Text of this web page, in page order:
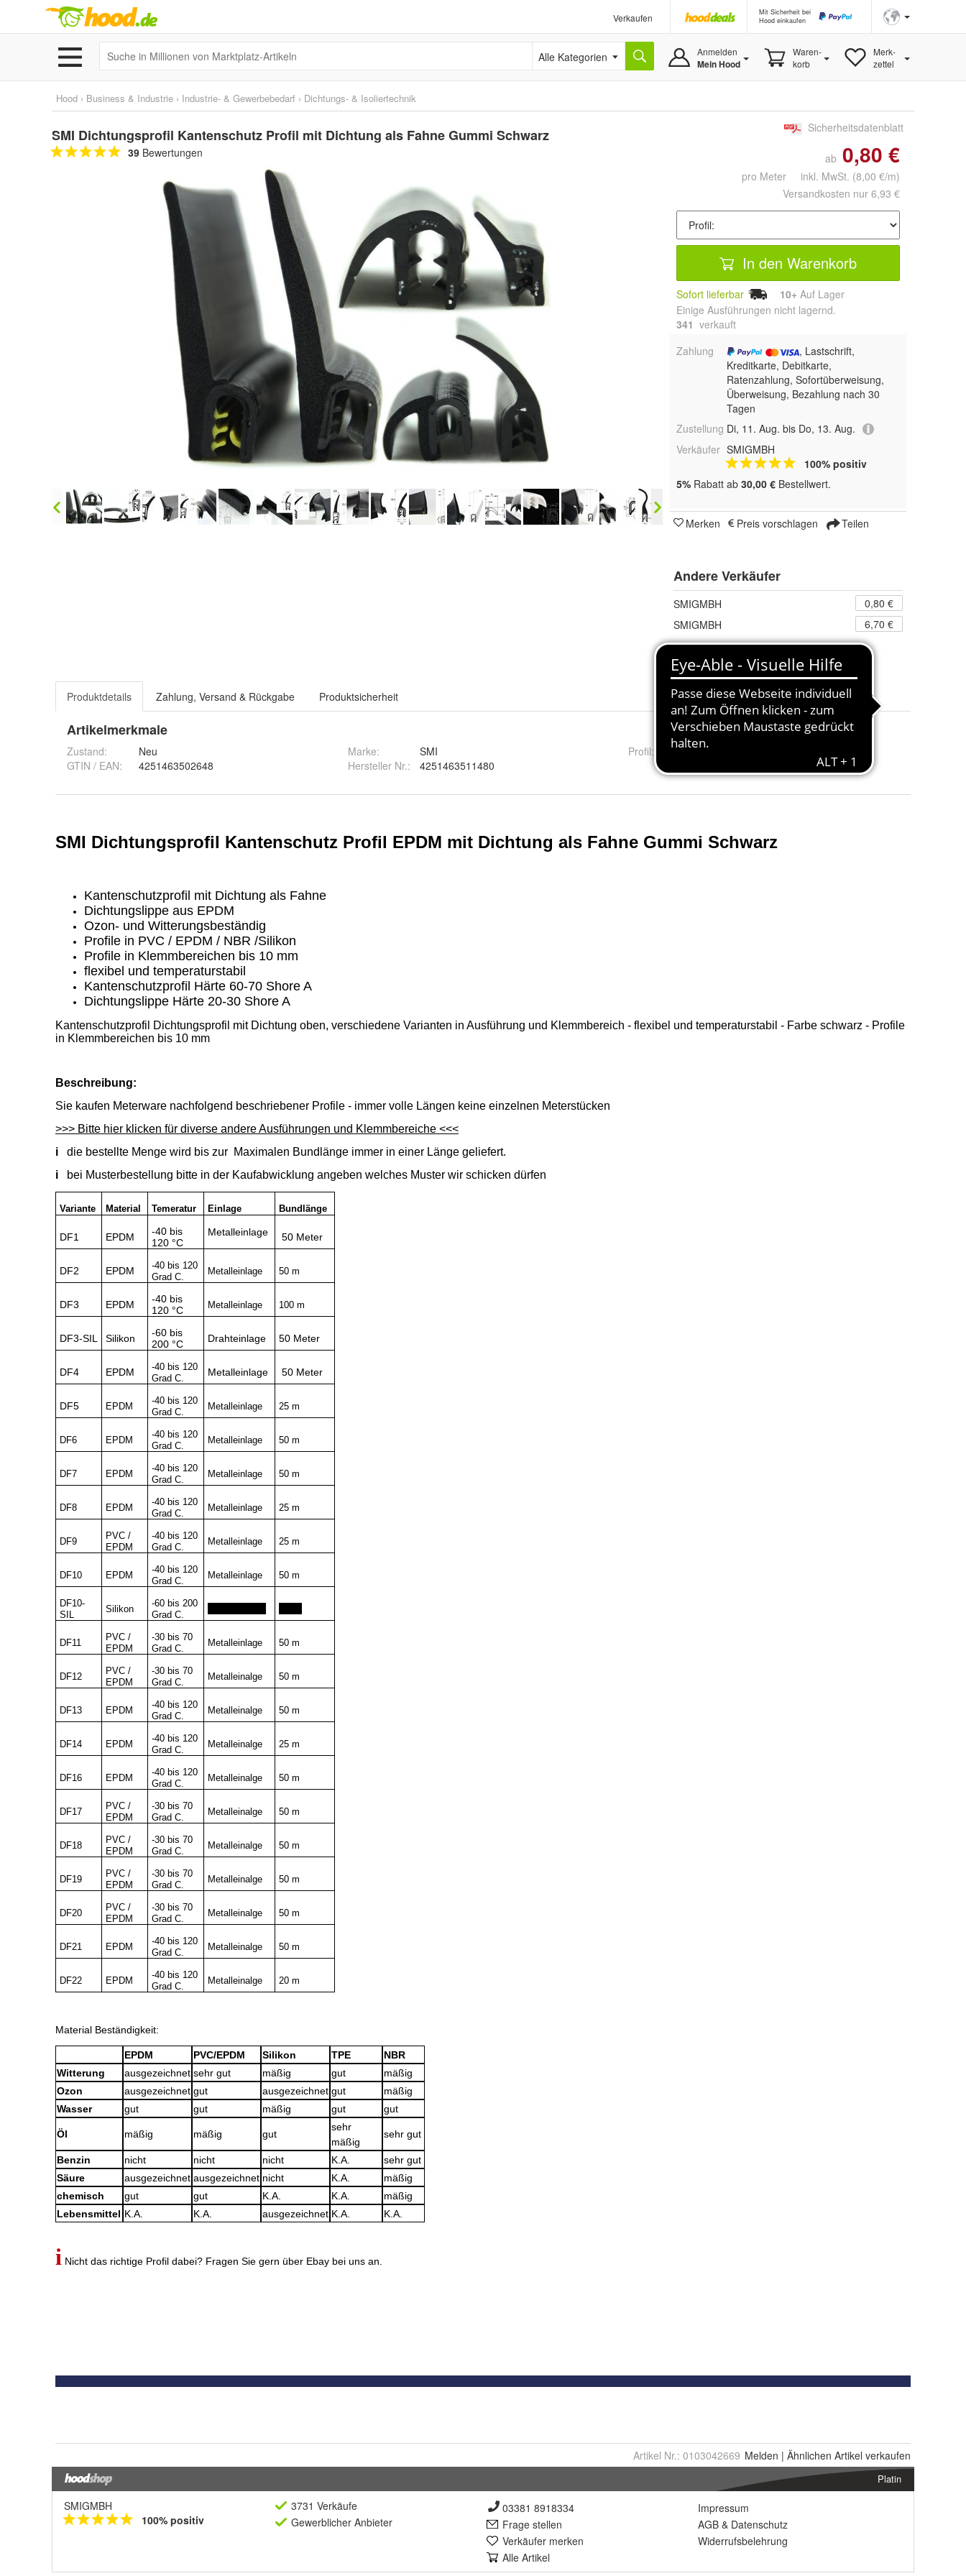
Verkaufen
Mit Sicherheit bei
Hood einkaufen
Alle Kategorien Anmelden
Mein Hood
Waren-
korb
Merk-
zettel
Hood › Business & Industrie › Industrie- & Gewerbebedarf › Dichtungs- & Isoliertechnik
SMI Dichtungsprofil Kantenschutz Profil mit Dichtung als Fahne Gummi Schwarz
39 Bewertungen
Sicherheitsdatenblatt
ab 0,80 €
pro Meter inkl. MwSt. (8,00 €/m)
Versandkosten nur 6,93 €
In den Warenkorb
Sofort lieferbar 10+ Auf Lager
Einige Ausführungen nicht lagernd.
341 verkauft
Zahlung
, Lastschrift,
Kreditkarte, Debitkarte,
Ratenzahlung, Sofortüberweisung,
Überweisung, Bezahlung nach 30
Tagen
Zustellung Di, 11. Aug. bis Do, 13. Aug.
Verkäufer SMIGMBH
100% positiv
5% Rabatt ab 30,00 € Bestellwert.
Merken Preis vorschlagen Teilen
Andere Verkäufer
SMIGMBH
0,80 €
SMIGMBH
6,70 €
3 Angebote ab 0,80 €
Produktdetails Zahlung, Versand & Rückgabe Produktsicherheit
Artikelmerkmale
Zustand:
Neu
GTIN / EAN:
4251463502648
Marke:
SMI
Hersteller Nr.:
4251463511480
Profil: Muster Ihrer Wahl, DF1 für 1-2 mm, DF2 für 1-3 mm,
Artikel Nr.: 0103042669 Melden | Ähnlichen Artikel verkaufen
Platin
SMIGMBH
100% positiv
3731 Verkäufe
Gewerblicher Anbieter
03381 8918334
Frage stellen
Verkäufer merken
Alle Artikel
Impressum
AGB & Datenschutz
Widerrufsbelehrung